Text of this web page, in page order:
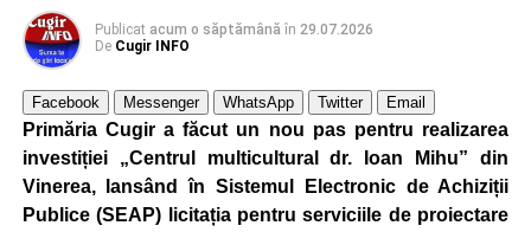
Cugir și-au perfecționat competențele prin
Secretul succesului în afaceri, dezvăluit de
antreprenorul Alexandru Jittu care a lucrat pentru
Elon Musk: „Dacă nu faci asta ai mari șanse să
ratezi”
Publicat acum o săptămână în 29.07.2026
De Cugir INFO
Facebook Messenger WhatsApp Twitter Email
Primăria Cugir a făcut un nou pas pentru realizarea
investiției „Centrul multicultural dr. Ioan Mihu” din
Vinerea, lansând în Sistemul Electronic de Achiziții
Publice (SEAP) licitația pentru serviciile de proiectare